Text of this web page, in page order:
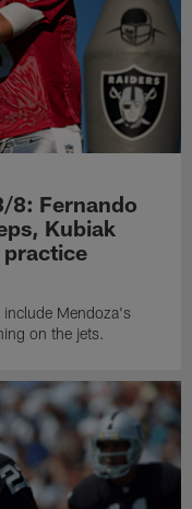
8: Fernando
Kubiak
Mendoza's
on the jets.